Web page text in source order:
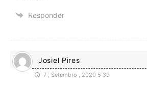
Responder
Josiel Pires
7 , Setembro , 2020 5:39